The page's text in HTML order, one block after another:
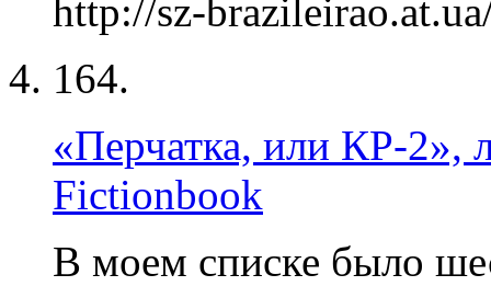
http://sz-
164.
«Перчатка, или КР-2»,
Fictionbook
В моем списке было